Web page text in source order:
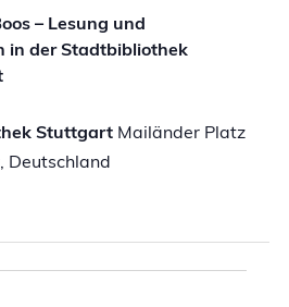
– Lesung und
in der Stadtbibliothek
Stuttgart Mailänder Platz
Deutschland